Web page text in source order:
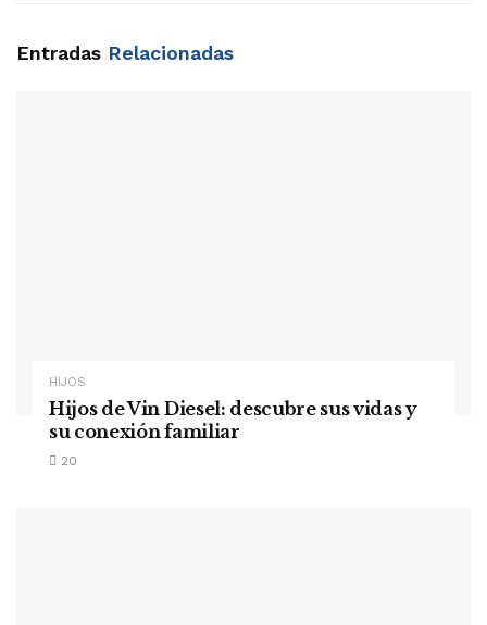
Entradas Relacionadas
HIJOS
Hijos de Vin Diesel: descubre sus vidas y
su conexión familiar
20